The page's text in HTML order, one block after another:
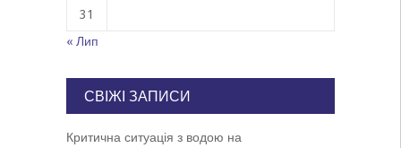
31
« Лип
СВІЖІ ЗАПИСИ
Критична ситуація з водою на